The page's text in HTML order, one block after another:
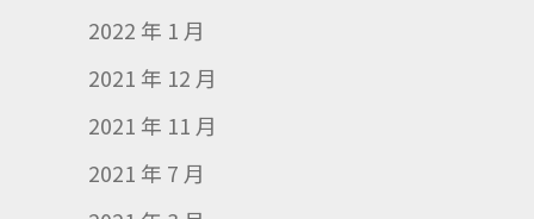
2022 年 1 月
2021 年 12 月
2021 年 11 月
2021 年 7 月